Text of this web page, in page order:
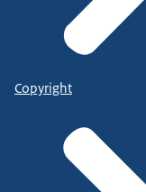
Copyright